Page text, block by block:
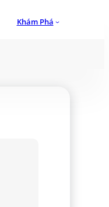
Khám Phá